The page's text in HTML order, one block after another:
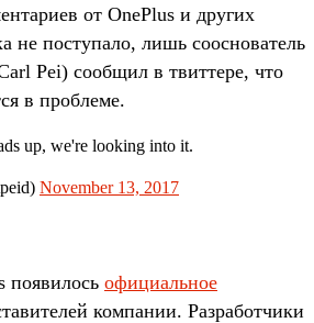
от OnePlus и других
не поступало, лишь сооснователь
Pei) сообщил в твиттере, что
в проблеме.
up, we're looking into it.
November 13, 2017
появилось официальное
компании. Разработчики